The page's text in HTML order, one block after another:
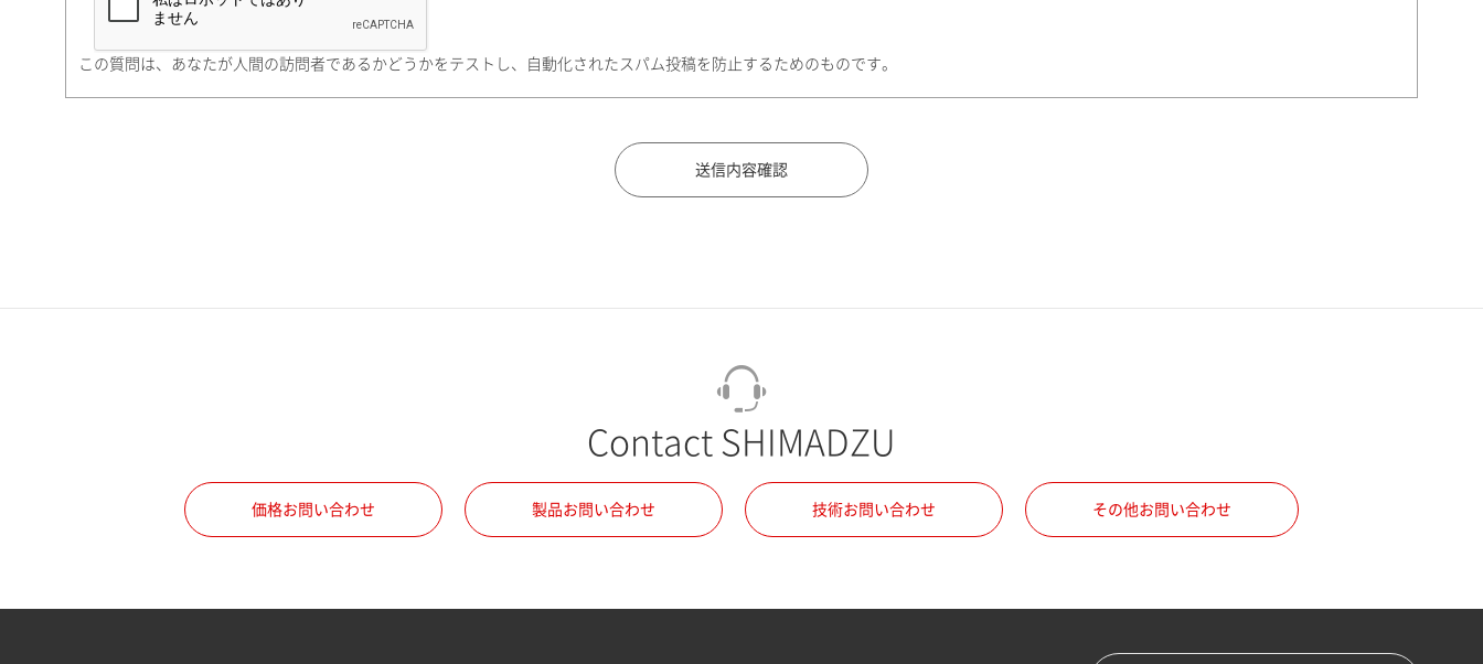
町名・番地（勤務先）
所属部署
この質問は、あなたが人間の訪問者であるかどうかをテストし、自動化されたスパム投稿を防止するためのものです。
Contact SHIMADZU
価格お問い合わせ 製品お問い合わせ 技術お問い合わせ その他お問い合わせ